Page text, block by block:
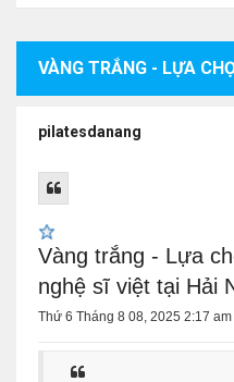
pilatesdanang
Vàng trắng - Lựa
nghệ sĩ việt tại Hải
Thứ 6 Tháng 8 08, 2025 2:17 am